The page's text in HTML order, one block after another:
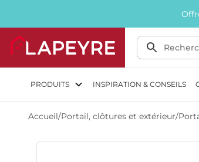
PRODUITS INSPIRATION & CONSEILS
Accueil/Portail, clôtures et extérieur/